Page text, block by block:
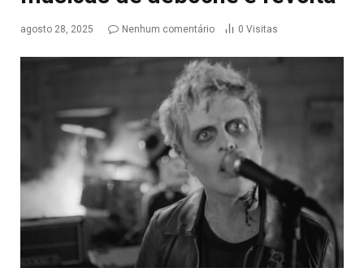
agosto 28, 2025 Nenhum comentário 0 Visitas